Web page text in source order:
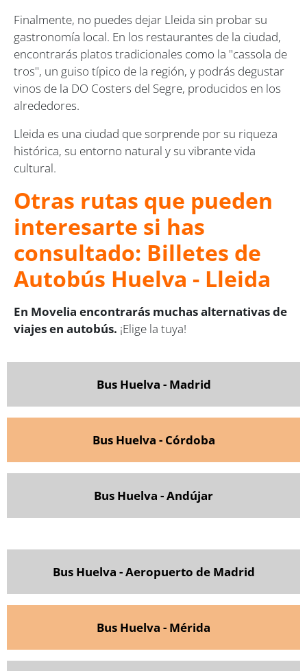
Finalmente, no puedes dejar Lleida sin probar su
gastronomía local. En los restaurantes de la ciudad,
encontrarás platos tradicionales como la "cassola de
tros", un guiso típico de la región, y podrás degustar
vinos de la DO Costers del Segre, producidos en los
alrededores.
Lleida es una ciudad que sorprende por su riqueza
histórica, su entorno natural y su vibrante vida
cultural.
Otras rutas que pueden
interesarte si has
consultado: Billetes de
Autobús Huelva - Lleida
En Movelia encontrarás muchas alternativas de
viajes en autobús. ¡Elige la tuya!
Bus Huelva - Madrid
Bus Huelva - Córdoba
Bus Huelva - Andújar
Bus Huelva - Aeropuerto de Madrid
Bus Huelva - Mérida